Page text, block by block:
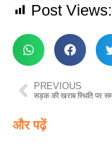
Post Views:
PREVIOUS
और पढ़ें